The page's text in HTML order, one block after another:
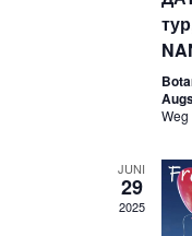
Weg
JUNI
29
2025